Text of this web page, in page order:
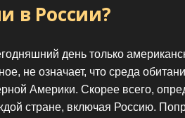
в России?
день только
не означает, что среда
Америки. Скорее всего,
стране, включая Россию.